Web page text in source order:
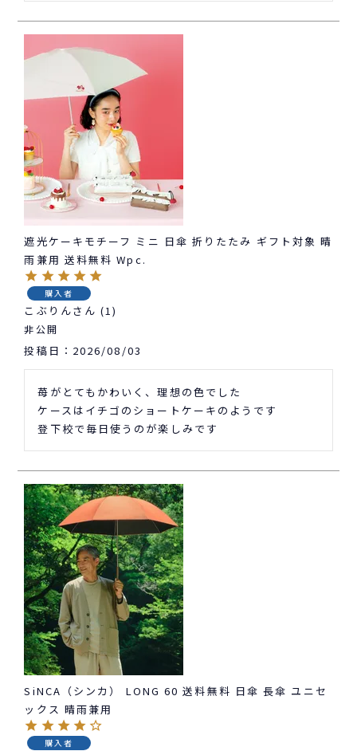
遮光ケーキモチーフ ミニ 日傘 折りたたみ ギフト対象 晴
雨兼用 送料無料 Wpc.
購入者
こぶりん 1
非公開
投稿日 2026/08/03
苺がとてもかわいく、理想の色でした
ケースはイチゴのショートケーキのようです
登下校で毎日使うのが楽しみです
SiNCA（シンカ） LONG 60 送料無料 日傘 長傘 ユニセ
ックス 晴雨兼用
購入者